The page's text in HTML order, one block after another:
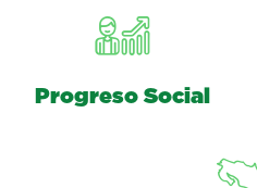
Progreso Social